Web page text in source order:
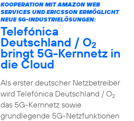
KOOPERATION MIT AMAZON WEB
SERVICES UND ERICSSON ERMÖGLICHT
NEUE 5G-INDUSTRIELÖSUNGEN:
Telefónica
Deutschland / O2
bringt 5G-Kernnetz in
die Cloud
Als erster deutscher Netzbetreiber
wird Telefónica Deutschland / O2
das 5G-Kernnetz sowie
grundlegende 5G-Netzfunktionen